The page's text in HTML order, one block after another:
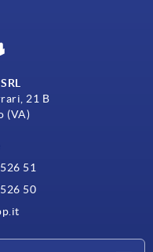
21 B
(VA)
51
50